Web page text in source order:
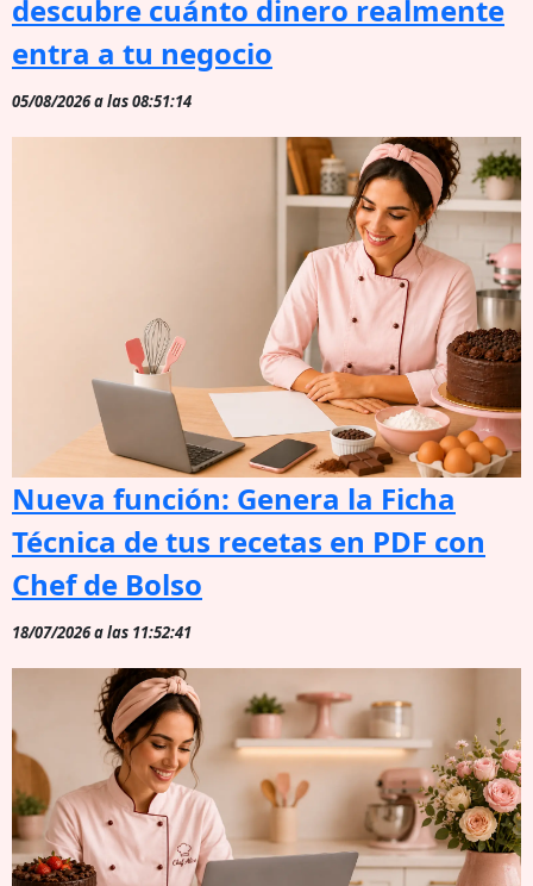
descubre cuánto dinero realmente
entra a tu negocio
05/08/2026 a las 08:51:14
Nueva función: Genera la Ficha
Técnica de tus recetas en PDF con
Chef de Bolso
18/07/2026 a las 11:52:41